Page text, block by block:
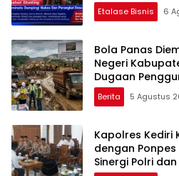
Etalase Bisnis 6
Bola Panas
Negeri
Dugaan
Proyek Tol Kediri
SENTOSA
Berita 5 Agustus
Kapolres Kediri
dengan
Sinergi Polri